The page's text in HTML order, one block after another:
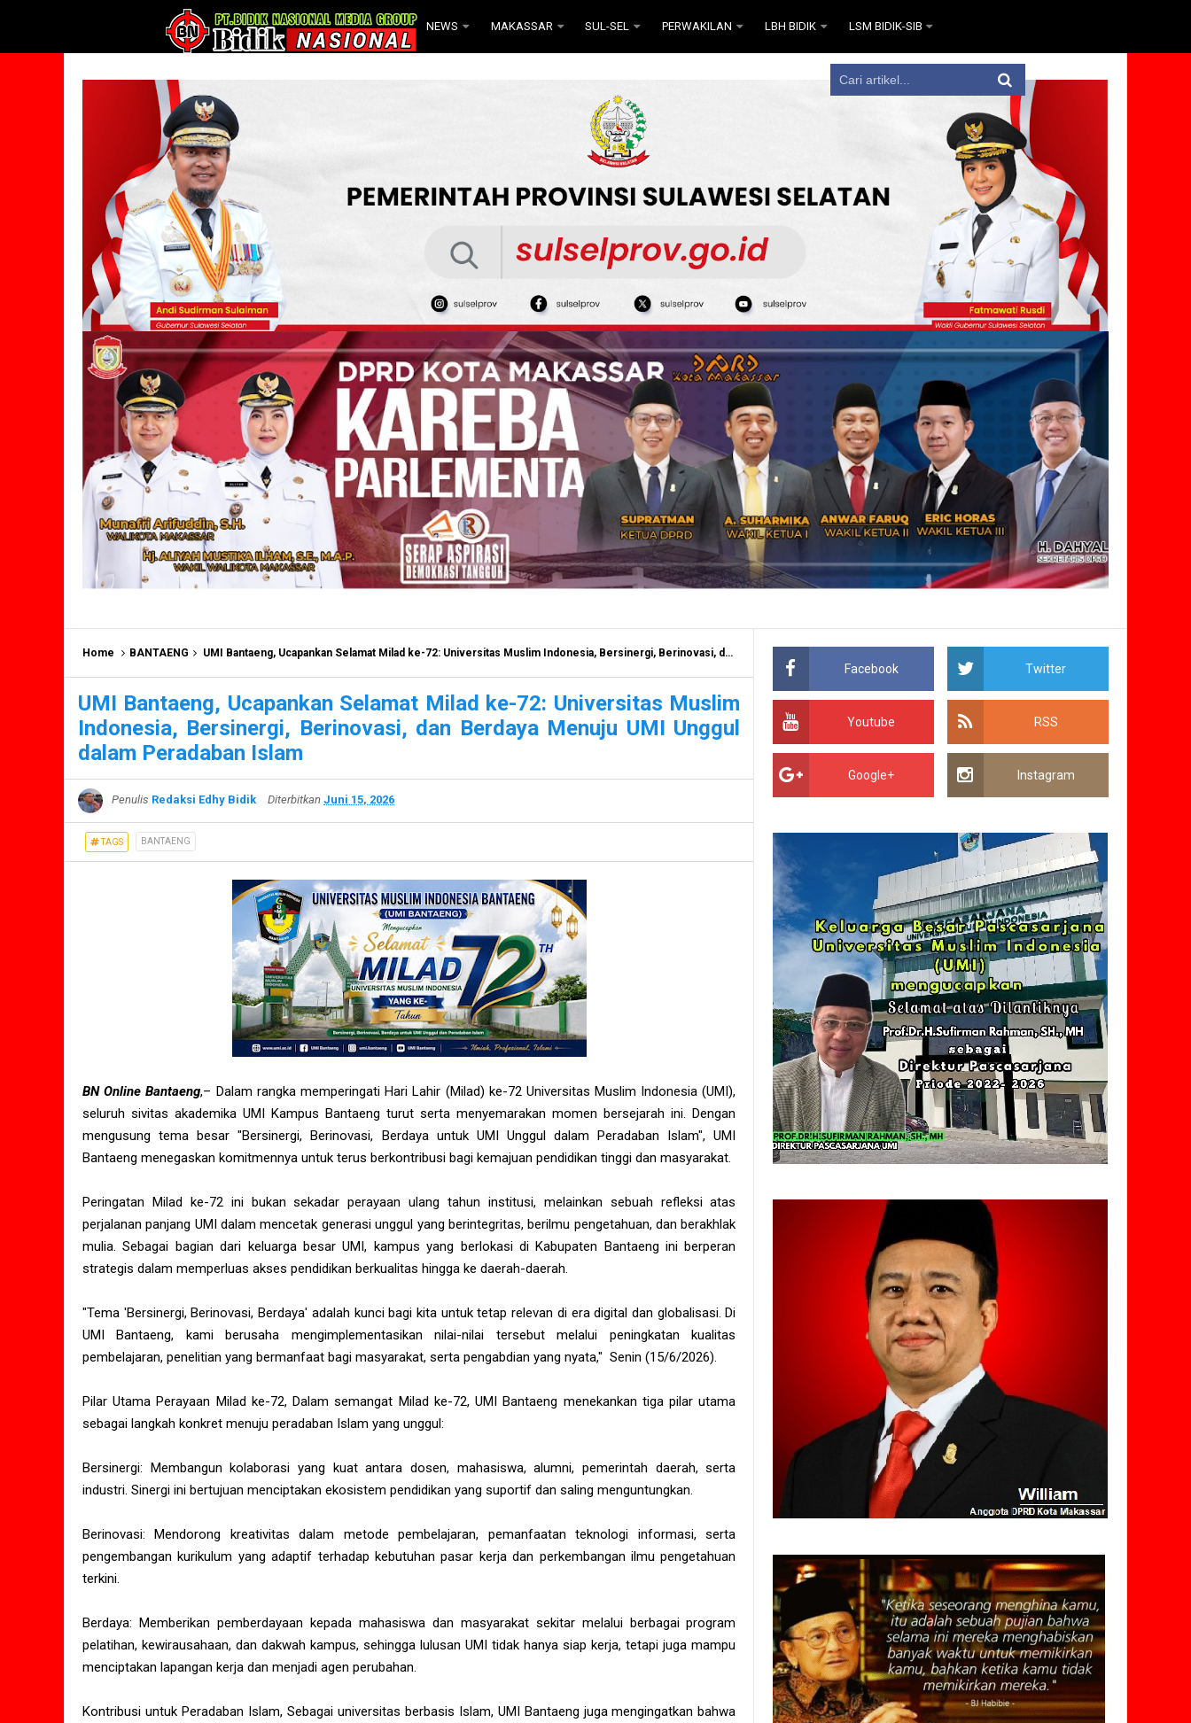
NEWS MAKASSAR SUL-SEL PERWAKILAN LBH BIDIK LSM BIDIK-SIB
Home BANTAENG UMI Bantaeng, Ucapankan Selamat Milad ke-72: Universitas Muslim Indonesia, Bersinergi, Berinovasi, dan Berdaya Menuju UMI Unggul dalam Peradaban Islam
UMI Bantaeng, Ucapankan Selamat Milad ke-72: Universitas Muslim
Indonesia, Bersinergi, Berinovasi, dan Berdaya Menuju UMI Unggul
dalam Peradaban Islam
Penulis Redaksi Edhy Bidik Diterbitkan Juni 15, 2026
TAGS BANTAENG
BN Online Bantaeng,– Dalam rangka memperingati Hari Lahir (Milad) ke-72 Universitas Muslim Indonesia (UMI),
seluruh sivitas akademika UMI Kampus Bantaeng turut serta menyemarakan momen bersejarah ini. Dengan
mengusung tema besar "Bersinergi, Berinovasi, Berdaya untuk UMI Unggul dalam Peradaban Islam", UMI
Bantaeng menegaskan komitmennya untuk terus berkontribusi bagi kemajuan pendidikan tinggi dan masyarakat.
Peringatan Milad ke-72 ini bukan sekadar perayaan ulang tahun institusi, melainkan sebuah refleksi atas
perjalanan panjang UMI dalam mencetak generasi unggul yang berintegritas, berilmu pengetahuan, dan berakhlak
mulia. Sebagai bagian dari keluarga besar UMI, kampus yang berlokasi di Kabupaten Bantaeng ini berperan
strategis dalam memperluas akses pendidikan berkualitas hingga ke daerah-daerah.
"Tema 'Bersinergi, Berinovasi, Berdaya' adalah kunci bagi kita untuk tetap relevan di era digital dan globalisasi. Di
UMI Bantaeng, kami berusaha mengimplementasikan nilai-nilai tersebut melalui peningkatan kualitas
pembelajaran, penelitian yang bermanfaat bagi masyarakat, serta pengabdian yang nyata," Senin (15/6/2026).
Pilar Utama Perayaan Milad ke-72, Dalam semangat Milad ke-72, UMI Bantaeng menekankan tiga pilar utama
sebagai langkah konkret menuju peradaban Islam yang unggul:
Bersinergi: Membangun kolaborasi yang kuat antara dosen, mahasiswa, alumni, pemerintah daerah, serta
industri. Sinergi ini bertujuan menciptakan ekosistem pendidikan yang suportif dan saling menguntungkan.
Berinovasi: Mendorong kreativitas dalam metode pembelajaran, pemanfaatan teknologi informasi, serta
pengembangan kurikulum yang adaptif terhadap kebutuhan pasar kerja dan perkembangan ilmu pengetahuan
terkini.
Berdaya: Memberikan pemberdayaan kepada mahasiswa dan masyarakat sekitar melalui berbagai program
pelatihan, kewirausahaan, dan dakwah kampus, sehingga lulusan UMI tidak hanya siap kerja, tetapi juga mampu
menciptakan lapangan kerja dan menjadi agen perubahan.
Kontribusi untuk Peradaban Islam, Sebagai universitas berbasis Islam, UMI Bantaeng juga mengingatkan bahwa
Facebook Twitter
Youtube RSS
Google+ Instagram